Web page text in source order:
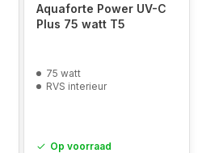
Aquaforte Power UV-C
Plus 75 watt T5
75 watt
RVS interieur
Op voorraad